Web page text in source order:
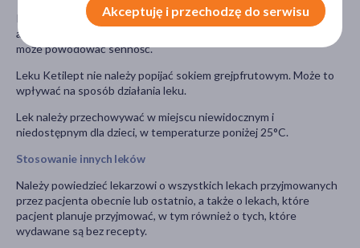
Podczas stosowania leku Ketilept należy unikać picia napojów
alkoholowych. Jednoczesne stosowanie leku Ketilept i alkoholu
może powodować senność.
Leku Ketilept nie należy popijać sokiem grejpfrutowym. Może to
wpływać na sposób działania leku.
Lek należy przechowywać w miejscu niewidocznym i
niedostępnym dla dzieci, w temperaturze poniżej 25°C.
Stosowanie innych leków
Należy powiedzieć lekarzowi o wszystkich lekach przyjmowanych
przez pacjenta obecnie lub ostatnio, a także o lekach, które
pacjent planuje przyjmować, w tym również o tych, które
wydawane są bez recepty.
Akceptuję i przechodzę do serwisu